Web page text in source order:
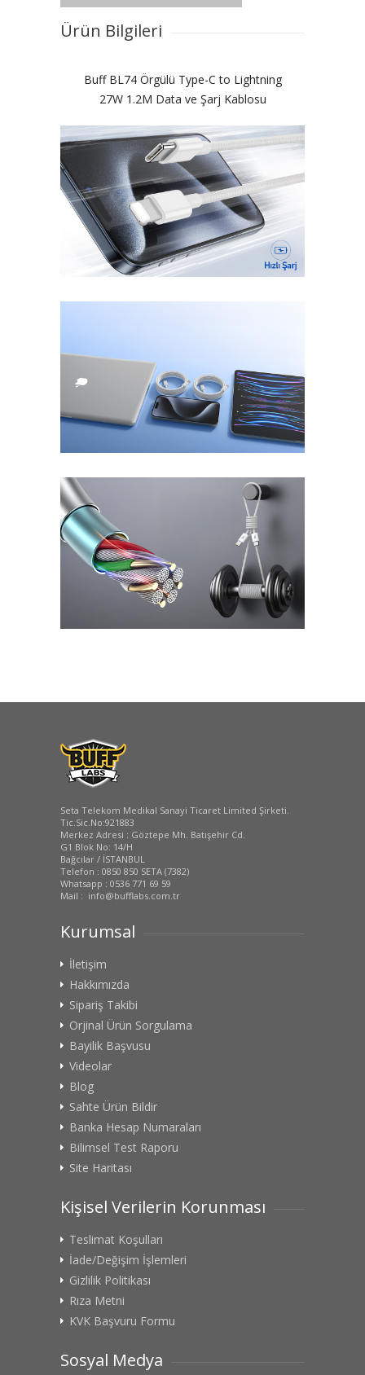
Ürün Bilgileri
Buff BL74 Örgülü Type-C to Lightning
27W 1.2M Data ve Şarj Kablosu
Seta Telekom Medikal Sanayi Ticaret Limited Şirketi.
Tic.Sic.No:921883
Merkez Adresi : Göztepe Mh. Batışehir Cd.
G1 Blok No: 14/H
Bağcılar / İSTANBUL
Telefon : 0850 850 SETA (7382)
Whatsapp : 0536 771 69 59
Mail : info@bufflabs.com.tr
Kurumsal
İletişim
Hakkımızda
Sipariş Takibi
Orjinal Ürün Sorgulama
Bayilik Başvusu
Videolar
Blog
Sahte Ürün Bildir
Banka Hesap Numaraları
Bilimsel Test Raporu
Site Haritası
Kişisel Verilerin Korunması
Teslimat Koşulları
İade/Değişim İşlemleri
Gizlilik Politikası
Rıza Metni
KVK Başvuru Formu
Sosyal Medya